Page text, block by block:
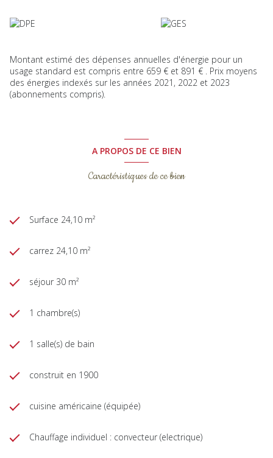
Montant estimé des dépenses annuelles d'énergie pour un
usage standard est compris entre 659 € et 891 € . Prix moyens
des énergies indexés sur les années 2021, 2022 et 2023
(abonnements compris).
A PROPOS DE CE BIEN
Caractéristiques de ce bien
Surface 24,10 m²
carrez 24,10 m²
séjour 30 m²
1 chambre(s)
1 salle(s) de bain
construit en 1900
cuisine américaine (équipée)
Chauffage individuel : convecteur (electrique)